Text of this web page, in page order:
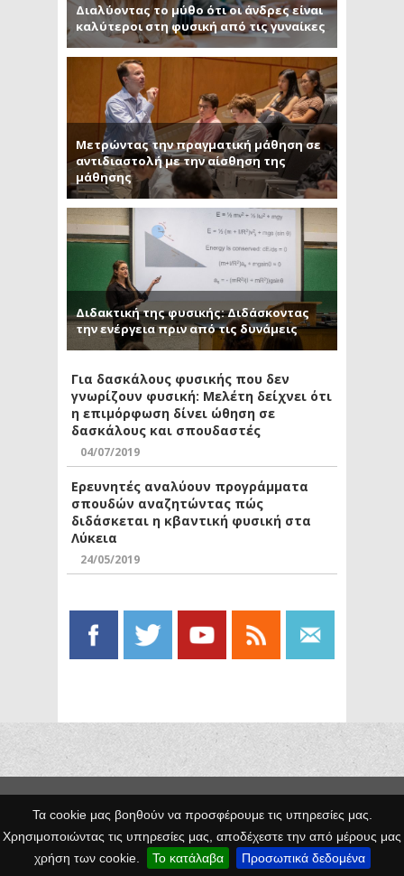
Τα cookie μας βοηθούν να προσφέρουμε τις υπηρεσίες μας.
Χρησιμοποιώντας τις υπηρεσίες μας, αποδέχεστε την από μέρους μας
χρήση των cookie.
Το κατάλαβα Προσωπικά δεδομένα
Διαλύοντας το μύθο ότι οι άνδρες είναι
καλύτεροι στη φυσική από τις γυναίκες
Μετρώντας την πραγματική μάθηση σε
αντιδιαστολή με την αίσθηση της
μάθησης
Διδακτική της φυσικής: Διδάσκοντας
την ενέργεια πριν από τις δυνάμεις
Για δασκάλους φυσικής που δεν
γνωρίζουν φυσική: Μελέτη δείχνει ότι
η επιμόρφωση δίνει ώθηση σε
δασκάλους και σπουδαστές
04/07/2019
Ερευνητές αναλύουν προγράμματα
σπουδών αναζητώντας πώς
διδάσκεται η κβαντική φυσική στα
Λύκεια
24/05/2019
Κατασκευή
Ιστοσελίδων